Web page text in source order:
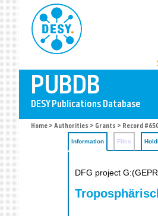
Home > Authorities > Grants > Record
Information Files
DFG project